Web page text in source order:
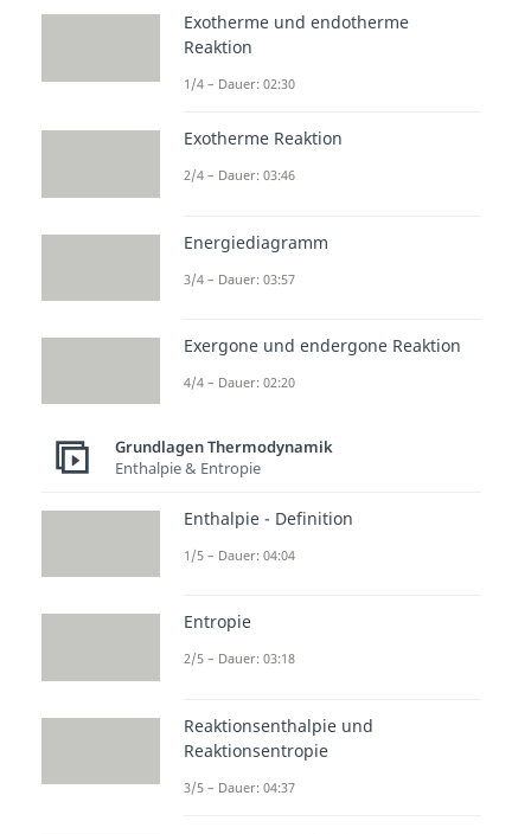
Exotherme und endotherme
Reaktion
1/4 – Dauer: 02:30
Exotherme Reaktion
2/4 – Dauer: 03:46
Energiediagramm
3/4 – Dauer: 03:57
Exergone und endergone Reaktion
4/4 – Dauer: 02:20
Grundlagen Thermodynamik
Enthalpie & Entropie
Enthalpie - Definition
1/5 – Dauer: 04:04
Entropie
2/5 – Dauer: 03:18
Reaktionsenthalpie und
Reaktionsentropie
3/5 – Dauer: 04:37